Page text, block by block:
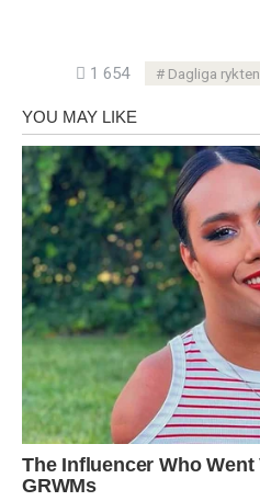
1 654 Dagliga rykten